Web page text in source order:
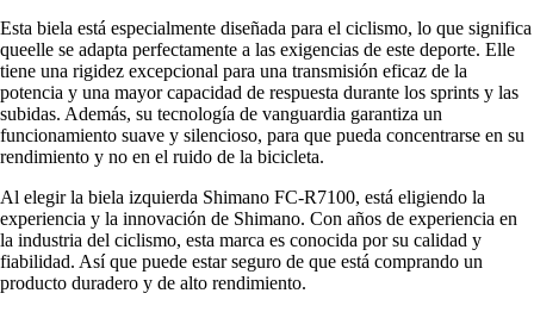
Esta biela está especialmente diseñada para el ciclismo, lo que significa
queelle se adapta perfectamente a las exigencias de este deporte. Elle
tiene una rigidez excepcional para una transmisión eficaz de la
potencia y una mayor capacidad de respuesta durante los sprints y las
subidas. Además, su tecnología de vanguardia garantiza un
funcionamiento suave y silencioso, para que pueda concentrarse en su
rendimiento y no en el ruido de la bicicleta.
Al elegir la biela izquierda Shimano FC-R7100, está eligiendo la
experiencia y la innovación de Shimano. Con años de experiencia en
la industria del ciclismo, esta marca es conocida por su calidad y
fiabilidad. Así que puede estar seguro de que está comprando un
producto duradero y de alto rendimiento.